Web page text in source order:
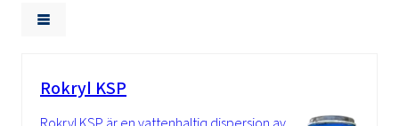
Rokryl KSP